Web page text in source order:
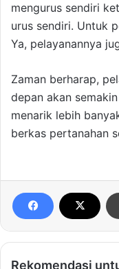
mengurus sendiri
urus sendiri. Untuk
Ya, pelayanannya
Zaman berharap,
depan akan
menarik lebih
berkas pertanahan
Rekomendasi